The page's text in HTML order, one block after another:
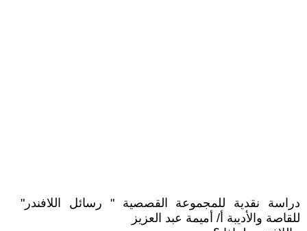
دراسة نقدية للمجموعة القصصية " رسائل اللافندر"
للقاصة والأديبة أ/ أميمة عبد العزيز